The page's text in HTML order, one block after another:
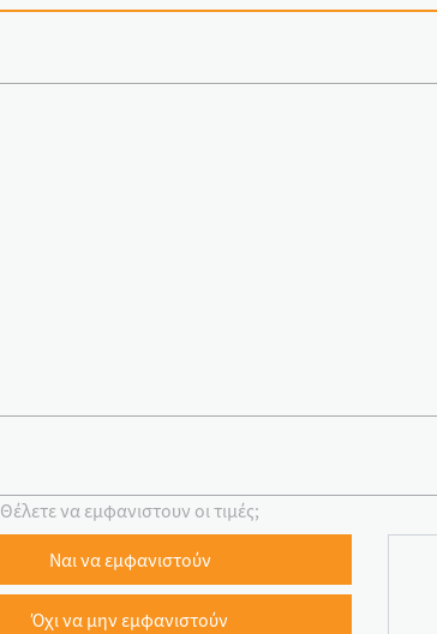
Θέλετε να εμφανιστουν οι τιμές;
Ναι να εμφανιστούν
Όχι να μην εμφανιστούν